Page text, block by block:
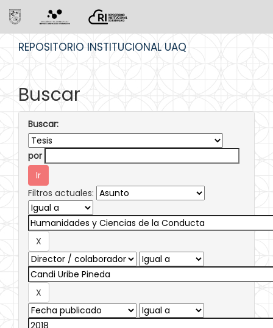
REPOSITORIO INSTITUCIONAL UAQ
Buscar
Buscar:
por
Filtros actuales: